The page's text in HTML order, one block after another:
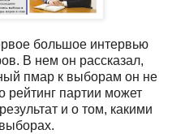
большое интервью
В нем он рассказал,
пмар к выборам он не
рейтинг партии может
и о том, какими